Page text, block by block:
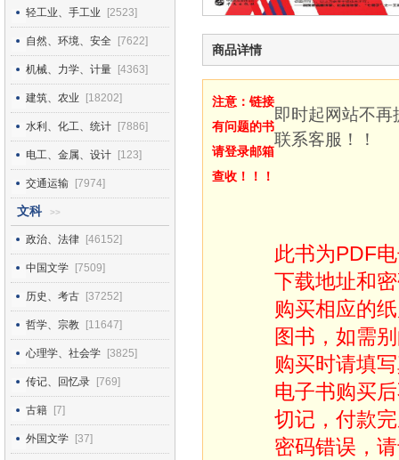
轻工业、手工业 [2523]
自然、环境、安全 [7622]
机械、力学、计量 [4363]
建筑、农业 [18202]
水利、化工、统计 [7886]
电工、金属、设计 [123]
交通运输 [7974]
文科 >>
政治、法律 [46152]
中国文学 [7509]
历史、考古 [37252]
哲学、宗教 [11647]
心理学、社会学 [3825]
传记、回忆录 [769]
古籍 [7]
外国文学 [37]
商品详情
注意：链接
有问题的书
请登录邮箱
查收！！！
即时起网站不
联系客服！！
此书为PDF
下载地址和
购买相应的
图书，如需
购买时请填
电子书购买
切记，付款
密码错误，